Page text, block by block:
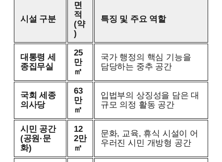
시설 구분
면
적
(약
)
특징 및 주요 역할
대통령 세
종집무실
25
만
㎡
국가 행정의 핵심 기능을
담당하는 중추 공간
국회 세종
의사당
63
만
㎡
입법부의 상징성을 담은 대
규모 의정 활동 공간
시민 공간
(공원·문
화)
12
2만
㎡
문화, 교육, 휴식 시설이 어
우러진 시민 개방형 공간